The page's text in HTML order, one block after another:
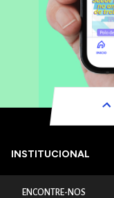
INSTITUCIONAL
ENCONTRE-NOS